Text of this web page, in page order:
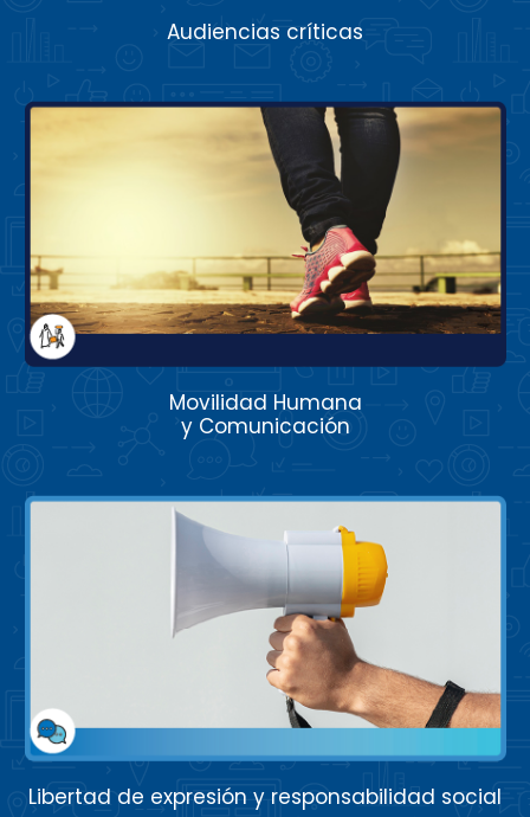
Audiencias críticas
Movilidad Humana
y Comunicación
Libertad de expresión y responsabilidad social